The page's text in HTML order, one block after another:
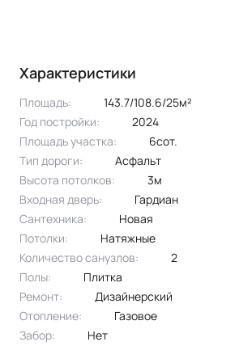
Характеристики
Площадь: 143.7/108.6/25м²
Год постройки:
2024
Площадь участка:
6сот.
Тип дороги:
асфальт
Высота потолков:
3м
Входная дверь:
Гардиан
Сантехника:
новая
Потолки:
натяжные
Количество санузлов:
2
Полы:
плитка
Ремонт:
Дизайнерский
Отопление:
газовое
Забор:
нет